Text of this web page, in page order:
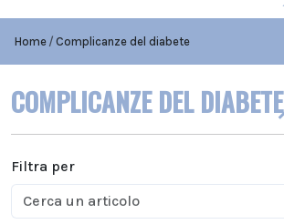
Home Complicanze del diabete
COMPLICANZE DEL DIABETE
Filtra per